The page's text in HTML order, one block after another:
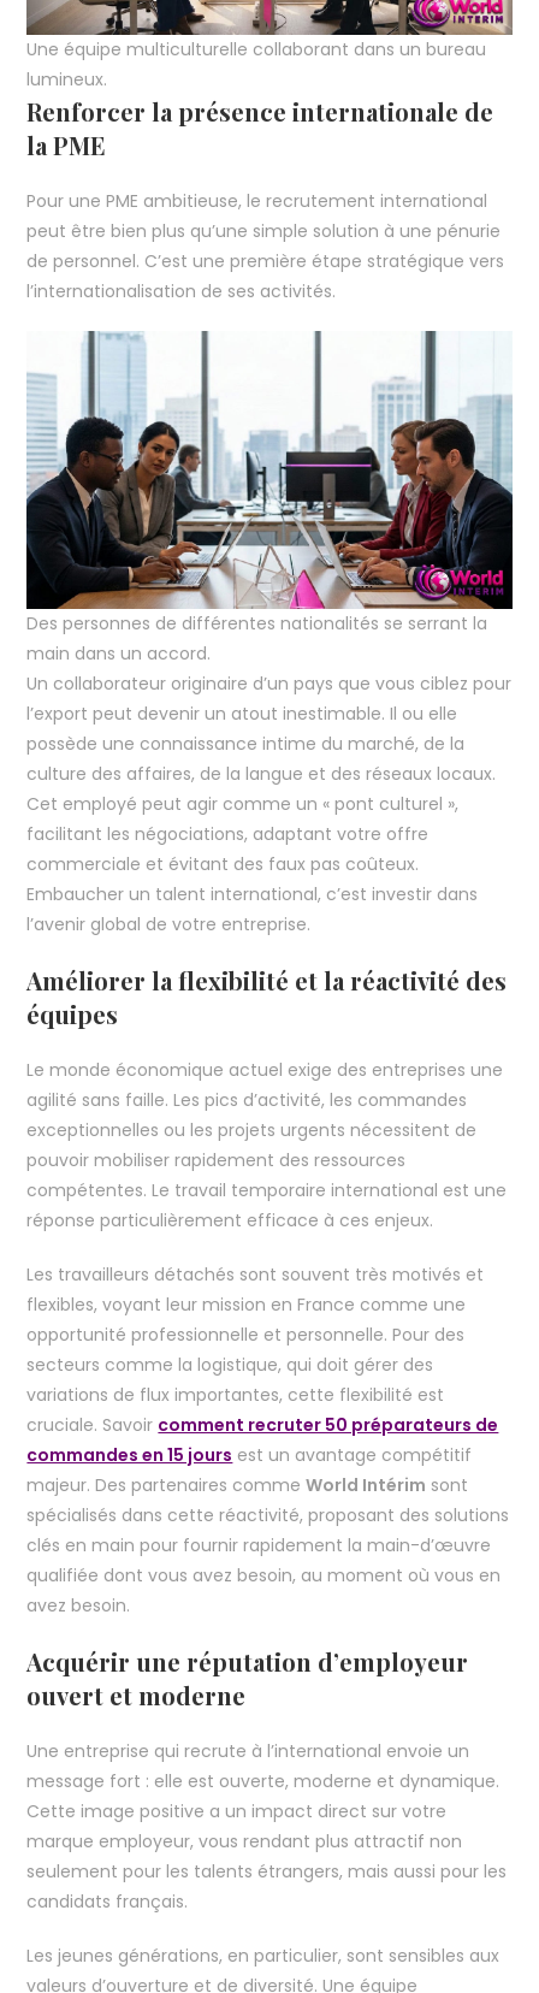
Une équipe multiculturelle collaborant dans un bureau
lumineux.
Renforcer la présence internationale de
la PME
Pour une PME ambitieuse, le recrutement international
peut être bien plus qu’une simple solution à une pénurie
de personnel. C’est une première étape stratégique vers
l’internationalisation de ses activités.
Des personnes de différentes nationalités se serrant la
main dans un accord.
Un collaborateur originaire d’un pays que vous ciblez pour
l’export peut devenir un atout inestimable. Il ou elle
possède une connaissance intime du marché, de la
culture des affaires, de la langue et des réseaux locaux.
Cet employé peut agir comme un « pont culturel »,
facilitant les négociations, adaptant votre offre
commerciale et évitant des faux pas coûteux.
Embaucher un talent international, c’est investir dans
l’avenir global de votre entreprise.
Améliorer la flexibilité et la réactivité des
équipes
Le monde économique actuel exige des entreprises une
agilité sans faille. Les pics d’activité, les commandes
exceptionnelles ou les projets urgents nécessitent de
pouvoir mobiliser rapidement des ressources
compétentes. Le travail temporaire international est une
réponse particulièrement efficace à ces enjeux.
Les travailleurs détachés sont souvent très motivés et
flexibles, voyant leur mission en France comme une
opportunité professionnelle et personnelle. Pour des
secteurs comme la logistique, qui doit gérer des
variations de flux importantes, cette flexibilité est
cruciale. Savoir comment recruter 50 préparateurs de
commandes en 15 jours est un avantage compétitif
majeur. Des partenaires commeWorld Intérim sont
spécialisés dans cette réactivité, proposant des solutions
clés en main pour fournir rapidement la main-d’œuvre
qualifiée dont vous avez besoin, au moment où vous en
avez besoin.
Acquérir une réputation d’employeur
ouvert et moderne
Une entreprise qui recrute à l’international envoie un
message fort : elle est ouverte, moderne et dynamique.
Cette image positive a un impact direct sur votre
marque employeur, vous rendant plus attractif non
seulement pour les talents étrangers, mais aussi pour les
candidats français.
Les jeunes générations, en particulier, sont sensibles aux
valeurs d’ouverture et de diversité. Une équipe